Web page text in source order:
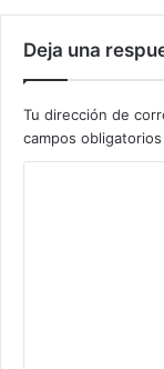
Deja una
Tu dirección de
campos